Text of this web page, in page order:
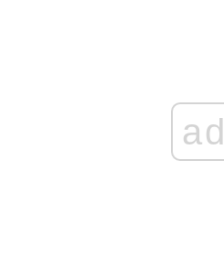
ad